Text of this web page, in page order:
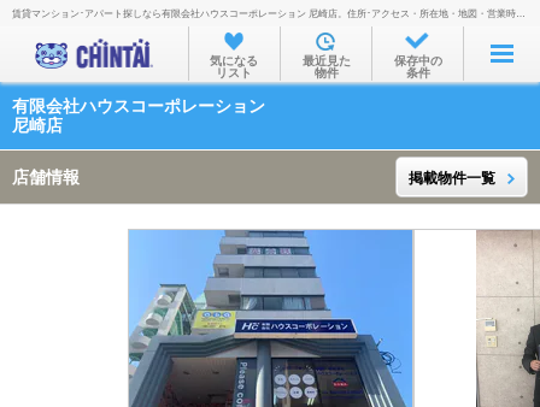
お部屋を探す
沿線・駅から
通勤通学時間から
物件特集から
不動産会社から
TOP
賃貸マンション･アパート探しなら有限会社ハウスコーポレーション 尼崎店。住所･アクセス・所在地・地図・営業時間・定休日・電話番号などを掲載。
気になる
リスト
最近見た
物件
保存中の
条件
有限会社ハウスコーポレーション
尼崎店
店舗情報 掲載物件一覧